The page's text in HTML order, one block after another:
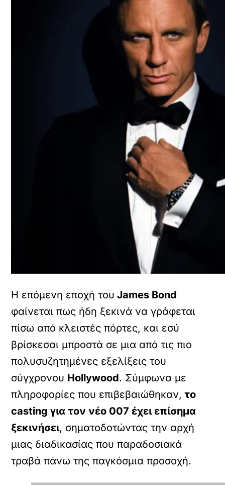
Η επόμενη εποχή του James Bond
φαίνεται πως ήδη ξεκινά να γράφεται
πίσω από κλειστές πόρτες, και εσύ
βρίσκεσαι μπροστά σε μια από τις πιο
πολυσυζητημένες εξελίξεις του
σύγχρονου Hollywood. Σύμφωνα με
πληροφορίες που επιβεβαιώθηκαν, το
casting για τον νέο 007 έχει επίσημα
ξεκινήσει, σηματοδοτώντας την αρχή
μιας διαδικασίας που παραδοσιακά
τραβά πάνω της παγκόσμια προσοχή.